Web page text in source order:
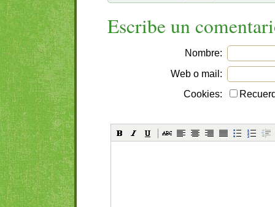
Escribe un
Nombre:
Web o mail:
Cookies: